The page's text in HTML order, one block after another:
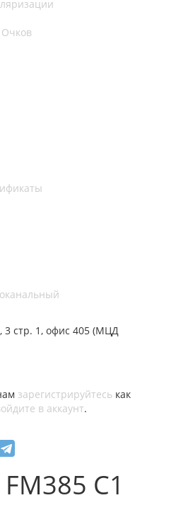
Очков
3 стр. 1, офис 405 (МЦД
зарегистрируйтесь как
в аккаунт.
C1